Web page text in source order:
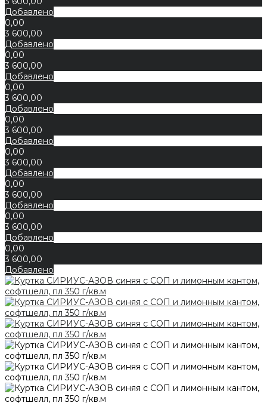
Добавлено
0,00
3 600,00
Добавлено
0,00
3 600,00
Добавлено
0,00
3 600,00
Добавлено
0,00
3 600,00
Добавлено
0,00
3 600,00
Добавлено
0,00
3 600,00
Добавлено
0,00
3 600,00
Добавлено
0,00
3 600,00
Добавлено